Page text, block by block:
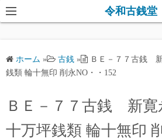
コ
ン
ツ
ッ
令和古銭堂
ホーム » 古銭 »
ＢＥ－７７古銭
銭類 輪十無印 削永NO・・152
ＢＥ－７７古銭 新寛
十万坪銭類 輪十無印